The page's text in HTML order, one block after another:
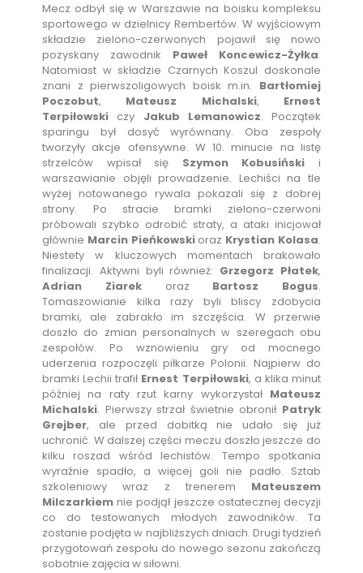
Mecz odbył się w Warszawie na boisku kompleksu
sportowego w dzielnicy Rembertów. W wyjściowym
składzie zielono-czerwonych pojawił się nowo
pozyskany zawodnik Paweł Koncewicz-Żyłka.
Natomiast w składzie Czarnych Koszul doskonale
znani z pierwszoligowych boisk m.in. Bartłomiej
Poczobut, Mateusz Michalski, Ernest
Terpiłowski czy Jakub Lemanowicz. Początek
sparingu był dosyć wyrównany. Oba zespoły
tworzyły akcje ofensywne. W 10. minucie na listę
strzelców wpisał się Szymon Kobusiński i
warszawianie objęli prowadzenie. Lechiści na tle
wyżej notowanego rywala pokazali się z dobrej
strony. Po stracie bramki zielono-czerwoni
próbowali szybko odrobić straty, a ataki inicjował
głównie Marcin Pieńkowskioraz Krystian Kolasa.
Niestety w kluczowych momentach brakowało
finalizacji. Aktywni byli również: Grzegorz Płatek,
Adrian Ziarekoraz Bartosz Bogus.
Tomaszowianie kilka razy byli bliscy zdobycia
bramki, ale zabrakło im szczęścia. W przerwie
doszło do zmian personalnych w szeregach obu
zespołów. Po wznowieniu gry od mocnego
uderzenia rozpoczęli piłkarze Polonii. Najpierw do
bramki Lechii trafił Ernest Terpiłowski, a klika minut
później na raty rzut karny wykorzystał Mateusz
Michalski. Pierwszy strzał świetnie obronił Patryk
Grejber, ale przed dobitką nie udało się już
uchronić. W dalszej części meczu doszło jeszcze do
kilku roszad wśród lechistów. Tempo spotkania
wyraźnie spadło, a więcej goli nie padło. Sztab
szkoleniowy wraz z trenerem Mateuszem
Milczarkiem nie podjął jeszcze ostatecznej decyzji
co do testowanych młodych zawodników. Ta
zostanie podjęta w najbliższych dniach. Drugi tydzień
przygotowań zespołu do nowego sezonu zakończą
sobotnie zajęcia w siłowni.